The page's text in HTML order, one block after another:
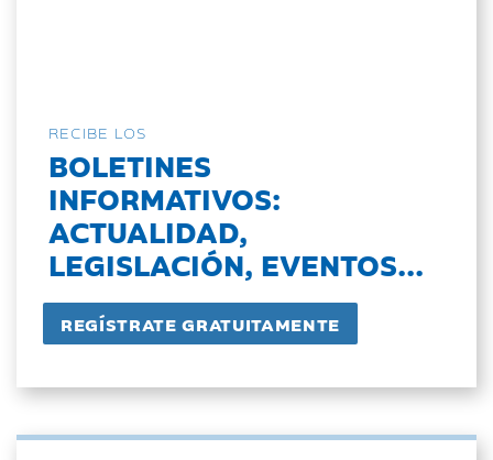
RECIBE LOS
BOLETINES
INFORMATIVOS:
ACTUALIDAD,
LEGISLACIÓN, EVENTOS...